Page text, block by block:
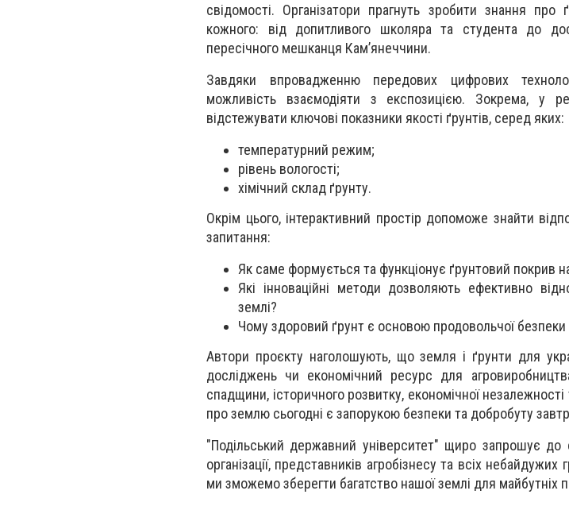
свідомості. Організатори прагнуть зробити знання
кожного: від допитливого школяра та студента до
пересічного мешканця Кам’янеччини.
Завдяки впровадженню передових цифрових
можливість взаємодіяти з експозицією. Зокрема, у
відстежувати ключові показники якості ґрунтів, серед яких:
температурний режим;
рівень вологості;
хімічний склад ґрунту.
Окрім цього, інтерактивний простір допоможе знайти
запитання:
Як саме формується та функціонує ґрунтовий покрив
Які інноваційні методи дозволяють ефективно
землі?
Чому здоровий ґрунт є основою продовольчої безпеки
Автори проєкту наголошують, що земля і ґрунти для
досліджень чи економічний ресурс для
спадщини, історичного розвитку, економічної незалежності
про землю сьогодні є запорукою безпеки та добробуту
"Подільський державний університет" щиро запрошує до
організації, представників агробізнесу та всіх
ми зможемо зберегти багатство нашої землі для майбутніх